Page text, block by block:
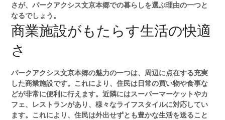
さが、パークアクシス文京本郷での暮らしを選ぶ理由の一つと
なるでしょう。
商業施設がもたらす生活の快適
さ
パークアクシス文京本郷の魅力の一つは、周辺に点在する充実
した商業施設です。これにより、住民は日常の買い物や食事な
どが非常に便利に行えます。近隣にはスーパーマーケットやカ
フェ、レストランがあり、様々なライフスタイルに対応してい
ます。これにより、住民は外出せずとも豊かな生活を送ること